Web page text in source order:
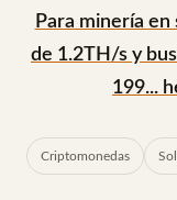
Para minería en
de 1.2TH/s y
199...
Criptomonedas